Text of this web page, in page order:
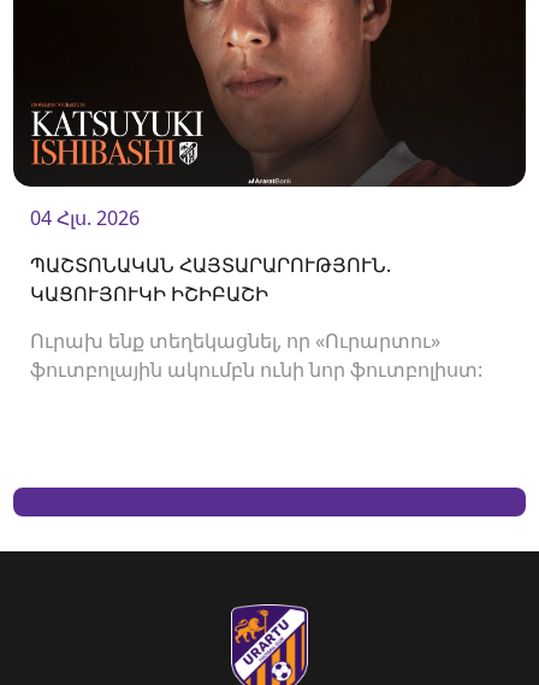
04 Հլս. 2026
ՊԱՇՏՈՆԱԿԱՆ ՀԱՅՏԱՐԱՐՈՒԹՅՈՒՆ.
ԿԱՑՈՒՅՈՒԿԻ ԻՇԻԲԱՇԻ
Ուրախ ենք տեղեկացնել, որ «Ուրարտու»
ֆուտբոլային ակումբն ունի նոր ֆուտբոլիստ: